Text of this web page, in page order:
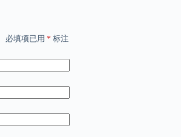
必填项已用 * 标注